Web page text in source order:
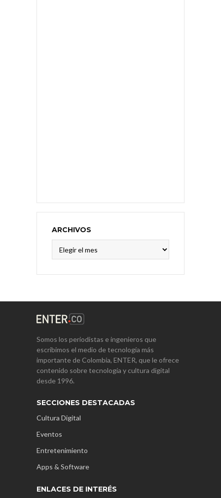
ARCHIVOS
Somos los periodistas e ingenieros que
escribimos el medio de tecnología más
importante de Colombia, ENTER, que le ofrece
contenido sobre tecnología y cultura digital
desde 1996.
SECCIONES DESTACADAS
Cultura Digital
Eventos
Entretenimiento
Apps & Software
ENLACES DE INTERÉS